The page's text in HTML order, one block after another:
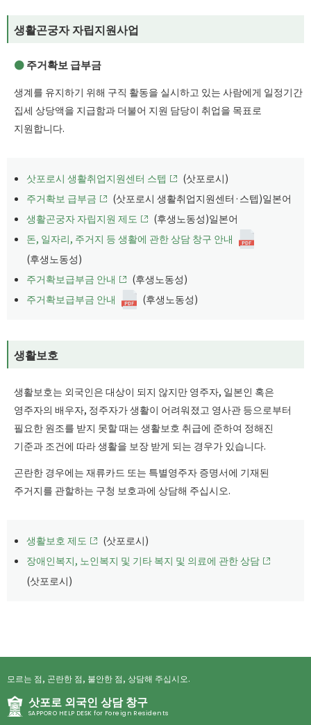
생활곤궁자 자립지원사업
주거확보 급부금
생계를 유지하기 위해 구직 활동을 실시하고 있는 사람에게 일정기간
집세 상당액을 지급함과 더불어 지원 담당이 취업을 목표로
지원합니다.
삿포로시 생활취업지원센터 스텝
(삿포로시)
주거확보 급부금
(삿포로시 생활취업지원센터·스텝)일본어
생활곤궁자 자립지원 제도
(후생노동성)일본어
돈, 일자리, 주거지 등 생활에 관한 상담 창구 안내
(후생노동성)
주거확보급부금 안내
(후생노동성)
주거확보급부금 안내
(후생노동성)
생활보호
생활보호는 외국인은 대상이 되지 않지만 영주자, 일본인 혹은
영주자의 배우자, 정주자가 생활이 어려워졌고 영사관 등으로부터
필요한 원조를 받지 못할 때는 생활보호 취급에 준하여 정해진
기준과 조건에 따라 생활을 보장 받게 되는 경우가 있습니다.
곤란한 경우에는 재류카드 또는 특별영주자 증명서에 기재된
주거지를 관할하는 구청 보호과에 상담해 주십시오.
생활보호 제도
(삿포로시)
장애인복지, 노인복지 및 기타 복지 및 의료에 관한 상담
(삿포로시)
모르는 점, 곤란한 점, 불안한 점, 상담해 주십시오.
삿포로 외국인 상담 창구
SAPPORO HELP DESK for Foreign Residents